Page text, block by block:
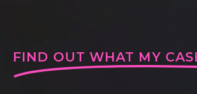
FIND OUT WHAT MY